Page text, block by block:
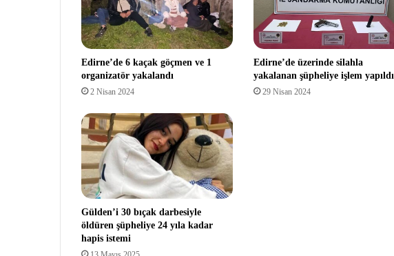
Edirne’de 6 kaçak göçmen ve 1
organizatör yakalandı
2 Nisan 2024
Edirne’de üzerinde silahla
yakalanan şüpheliye işlem yapıldı
29 Nisan 2024
Gülden’i 30 bıçak darbesiyle
öldüren şüpheliye 24 yıla kadar
hapis istemi